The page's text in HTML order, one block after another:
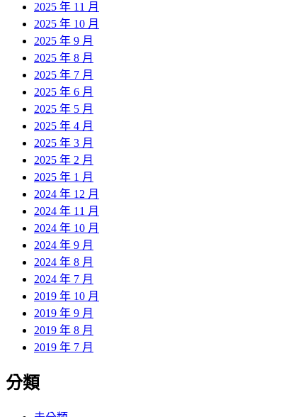
2025 年 11 月
2025 年 10 月
2025 年 9 月
2025 年 8 月
2025 年 7 月
2025 年 6 月
2025 年 5 月
2025 年 4 月
2025 年 3 月
2025 年 2 月
2025 年 1 月
2024 年 12 月
2024 年 11 月
2024 年 10 月
2024 年 9 月
2024 年 8 月
2024 年 7 月
2019 年 10 月
2019 年 9 月
2019 年 8 月
2019 年 7 月
分類